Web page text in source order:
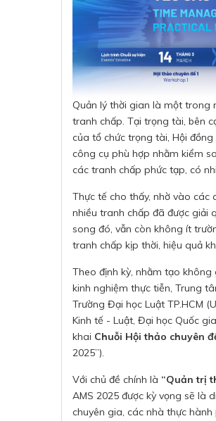
Quản lý thời gian là một trong
tranh chấp. Tại trọng tài, bên
của tổ chức trọng tài, Hội
công cụ phù hợp nhằm kiểm
các tranh chấp phức tạp, có
Thực tế cho thấy, nhờ vào các
nhiều tranh chấp đã được giải
song đó, vẫn còn không ít
tranh chấp kịp thời, hiệu quả
Theo định kỳ, nhằm tạo
kinh nghiệm thực tiễn, Trung
Trường Đại học Luật TP.HCM
Kinh tế - Luật, Đại học Quốc
khai Chuỗi Hội thảo chuyên
2025”).
Với chủ đề chính là “Quản trị
AMS 2025 được kỳ vọng sẽ là
chuyên gia, các nhà thực